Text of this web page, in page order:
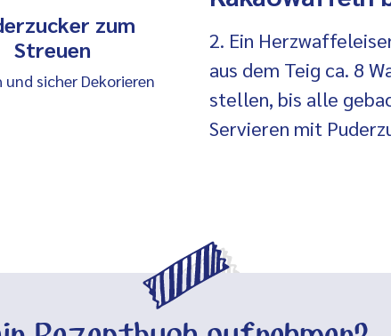
zum
Streuen
und sicher Dekorieren
2. Ein
aus dem Teig ca. 8
stellen, bis alle
Servieren mit